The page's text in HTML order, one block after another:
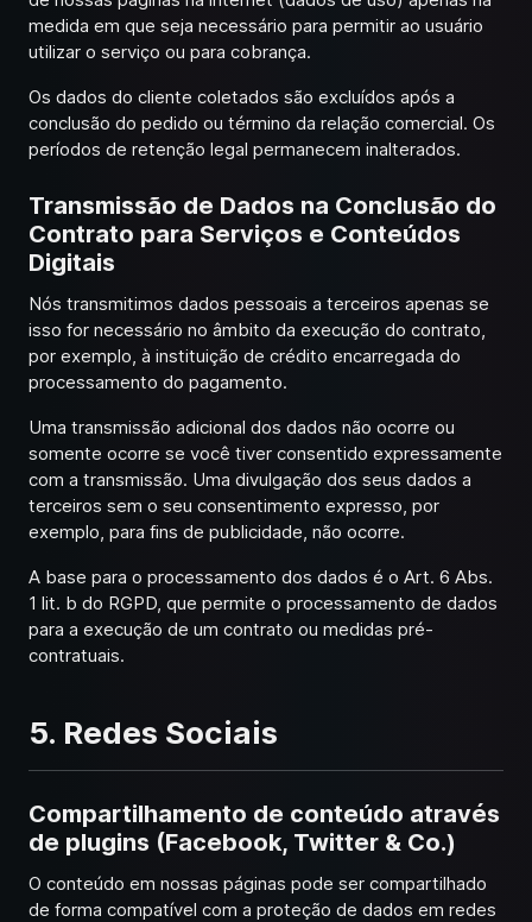
medida em que seja necessário para permitir ao usuário
utilizar o serviço ou para cobrança.
Os dados do cliente coletados são excluídos após a
conclusão do pedido ou término da relação comercial. Os
períodos de retenção legal permanecem inalterados.
Transmissão de Dados na Conclusão do
Contrato para Serviços e Conteúdos
Digitais
Nós transmitimos dados pessoais a terceiros apenas se
isso for necessário no âmbito da execução do contrato,
por exemplo, à instituição de crédito encarregada do
processamento do pagamento.
Uma transmissão adicional dos dados não ocorre ou
somente ocorre se você tiver consentido expressamente
com a transmissão. Uma divulgação dos seus dados a
terceiros sem o seu consentimento expresso, por
exemplo, para fins de publicidade, não ocorre.
A base para o processamento dos dados é o Art. 6 Abs.
1 lit. b do RGPD, que permite o processamento de dados
para a execução de um contrato ou medidas pré-
contratuais.
5. Redes Sociais
Compartilhamento de conteúdo através
de plugins (Facebook, Twitter & Co.)
O conteúdo em nossas páginas pode ser compartilhado
de forma compatível com a proteção de dados em redes